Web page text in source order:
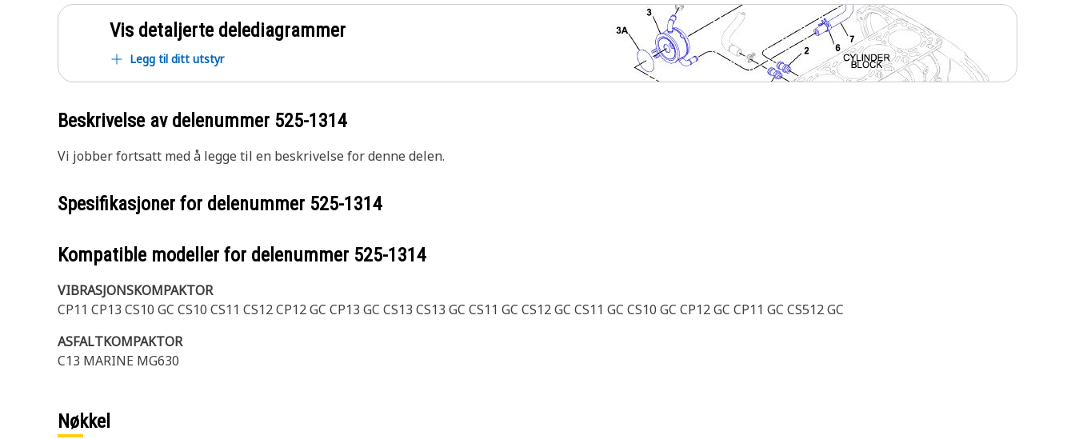
Vis detaljerte delediagrammer
Legg til ditt utstyr
Beskrivelse av delenummer 525-1314
Vi jobber fortsatt med å legge til en beskrivelse for denne delen.
Spesifikasjoner for delenummer 525-1314
Kompatible modeller for delenummer 525-1314
VIBRASJONSKOMPAKTOR
CP11 CP13 CS10 GC CS10 CS11 CS12 CP12 GC CP13 GC CS13 CS13 GC CS11 GC CS12 GC CS11 GC CS10 GC CP12 GC CP11 GC CS512 GC
ASFALTKOMPAKTOR
C13 MARINE MG630
Nøkkel